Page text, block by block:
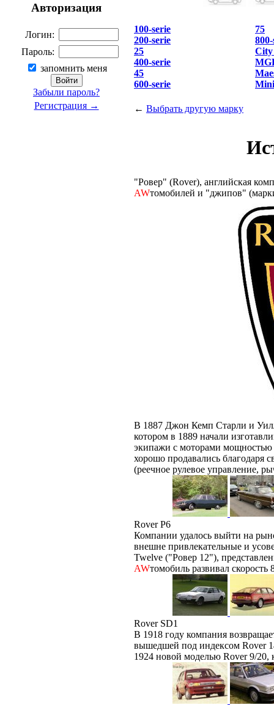
Авторизация
Логин:
Пароль:
запомнить меня
Забыли пароль?
Регистрация →
100-serie
200-serie
25
400-serie
45
600-serie
75
City
← Выбрать другую марку
"Ровер" (Rover), английская
AWтомобилей и "джипов"
В 1887 Джон Кемп Старли и
котором в 1889 начали
экипажи с моторами мощностью
хорошо продавались
(реечное рулевое управление,
Rover P6
Компании удалось выйти на
внешне привлекательные и
Twelve ("Ровер 12"),
AWтомобиль развивал скорость
Rover SD1
В 1918 году компания
вышедшей под индексом Rover
1924 новой моделью Rover 9/20,